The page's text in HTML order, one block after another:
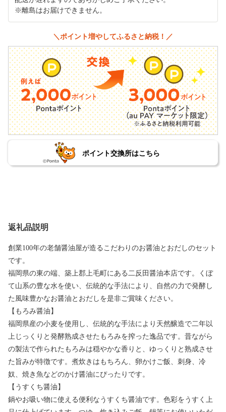
※離島はお届けできません。
＼ポイント増やしてふるさと納税！／
ポイント交換所はこちら
返礼品説明
創業100年の老舗醤油屋が造るこだわりのお醤油とおだしのセット
です。
福岡県の東の端、築上郡上毛町にある二反田醤油本店です。くぼ
て山系の豊な水を使い、伝統的な手法により、自然の力で発酵し
た風味豊かなお醤油とおだしを是非ご賞味ください。
【もろみ醤油】
福岡県産の小麦を使用し、伝統的な手法により天然醸造で二年以
上じっくりと発酵熟成させたもろみを搾った逸品です。昔ながら
の製法で作られたもろみは穏やかな香りと、ゆっくりと熟成させ
た旨みが特徴です。煮炊きはもちろん、卵かけご飯、刺身、冷
奴、焼き魚などのかけ醤油にぴったりです。
【うすくち醤油】
鍋やお吸い物に使える便利なうすくち醤油です。色彩をうすく上